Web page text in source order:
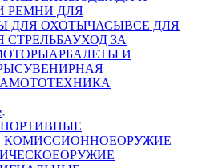
РЕМНИ ДЛЯ
ДЛЯ ОХОТЫЧАСЫВСЕ ДЛЯ
СТРЕЛЬБАУХОД ЗА
АРБАЛЕТЫ И
СУВЕНИРНАЯ
МОТОТЕХНИКА
КОМИССИОННОЕОРУЖИЕ
ОРУЖИЕ